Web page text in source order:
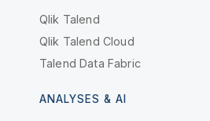
Qlik Talend
Qlik Talend Cloud
Talend Data Fabric
ANALYSES & AI